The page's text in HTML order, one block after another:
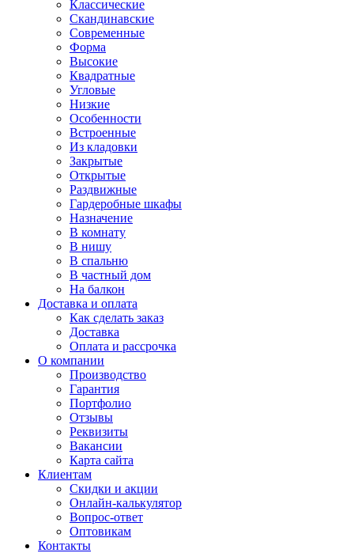
Классические
Скандинавские
Современные
Форма
Высокие
Квадратные
Угловые
Низкие
Особенности
Встроенные
Из кладовки
Закрытые
Открытые
Раздвижные
Гардеробные шкафы
Назначение
В комнату
В нишу
В спальню
В частный дом
На балкон
Доставка и оплата
Как сделать заказ
Доставка
Оплата и рассрочка
О компании
Производство
Гарантия
Портфолио
Отзывы
Реквизиты
Вакансии
Карта сайта
Клиентам
Скидки и акции
Онлайн-калькулятор
Вопрос-ответ
Оптовикам
Контакты